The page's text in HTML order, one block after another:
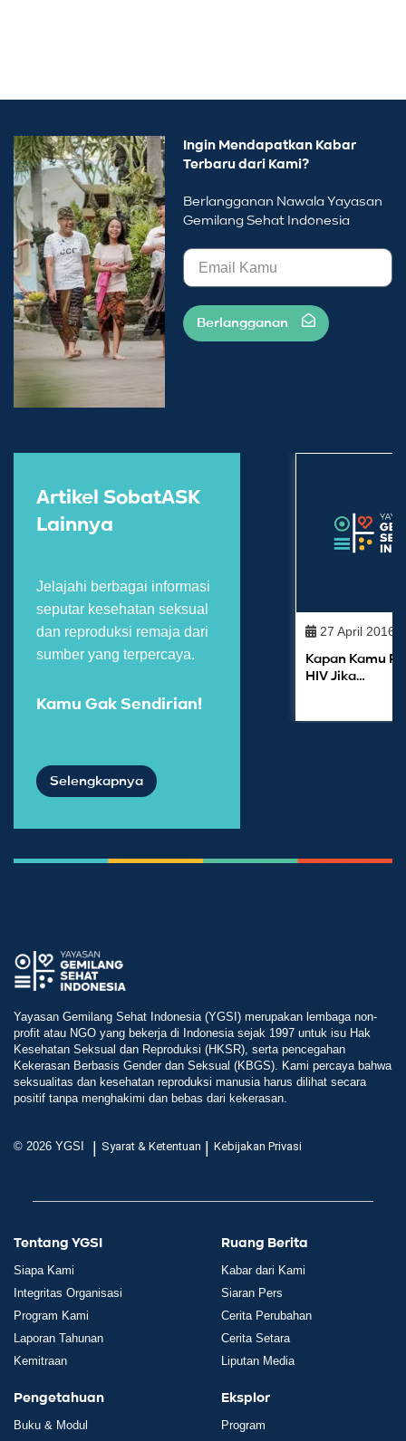
Ingin Mendapatkan Kabar
Terbaru dari Kami?
Berlangganan Nawala Yayasan
Gemilang Sehat Indonesia
Berlangganan
Artikel SobatASK
Lainnya
Jelajahi berbagai informasi
seputar kesehatan seksual
dan reproduksi remaja dari
sumber yang terpercaya.
Kamu Gak Sendirian!
Selengkapnya
27 April 2016
Kapan Kamu
HIV Jika…
Yayasan Gemilang Sehat Indonesia (YGSI) merupakan lembaga non-
profit atau NGO yang bekerja di Indonesia sejak 1997 untuk isu Hak
Kesehatan Seksual dan Reproduksi (HKSR), serta pencegahan
Kekerasan Berbasis Gender dan Seksual (KBGS). Kami percaya bahwa
seksualitas dan kesehatan reproduksi manusia harus dilihat secara
positif tanpa menghakimi dan bebas dari kekerasan.
© 2026 YGSI | Syarat & Ketentuan | Kebijakan Privasi
Tentang YGSI
Siapa Kami
Integritas Organisasi
Program Kami
Laporan Tahunan
Kemitraan
Ruang Berita
Kabar dari Kami
Siaran Pers
Cerita Perubahan
Cerita Setara
Liputan Media
Pengetahuan
Buku & Modul
Eksplor
Program